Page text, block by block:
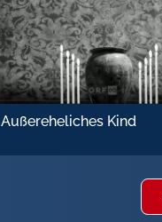
Außereheliches Kind